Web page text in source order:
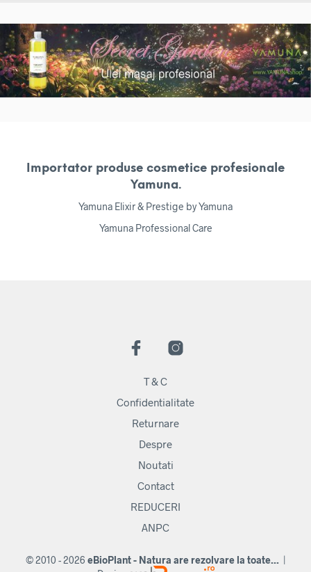
Importator produse cosmetice profesionale
Yamuna.
Yamuna Elixir & Prestige by Yamuna
Yamuna Professional Care
T & C
Confidentialitate
Returnare
Despre
Noutati
Contact
REDUCERI
ANPC
© 2010 - 2026 eBioPlant - Natura are rezolvare la toate... |